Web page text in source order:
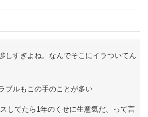
しすぎよね。なんでそこにイラついてん
ブルもこの手のことが多い
してたら1年のくせに生意気だ。って言